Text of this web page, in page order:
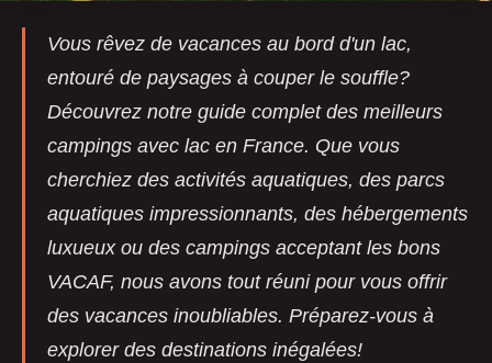
Vous rêvez de vacances au bord d'un lac,
entouré de paysages à couper le souffle?
Découvrez notre guide complet des meilleurs
campings avec lac en France. Que vous
cherchiez des activités aquatiques, des parcs
aquatiques impressionnants, des hébergements
luxueux ou des campings acceptant les bons
VACAF, nous avons tout réuni pour vous offrir
des vacances inoubliables. Préparez-vous à
explorer des destinations inégalées!